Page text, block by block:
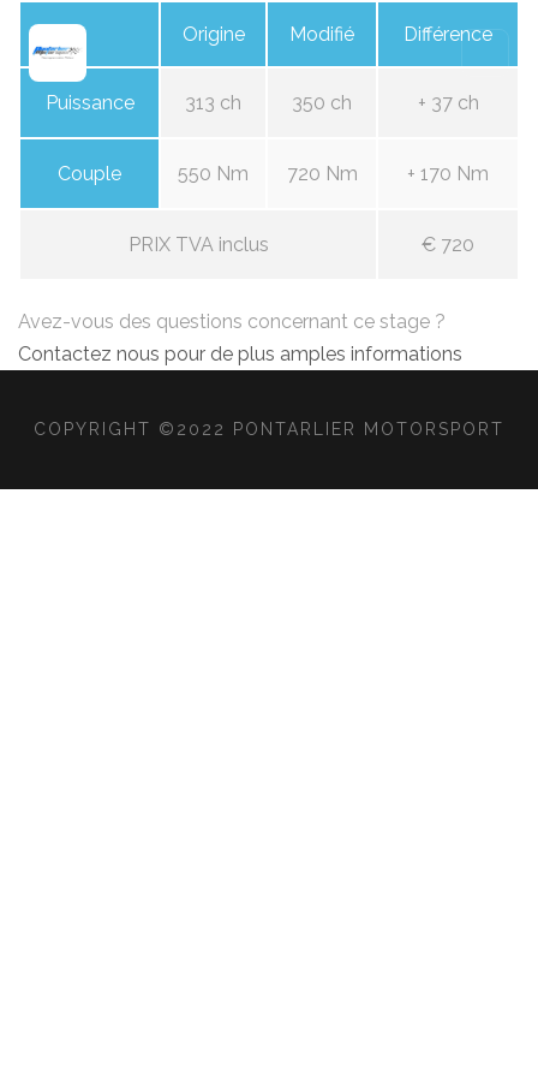
Origine Modifié Différence
Puissance 313 ch 350 ch + 37 ch
Couple 550 Nm 720 Nm + 170 Nm
PRIX TVA inclus € 720
Avez-vous des questions concernant ce stage ?
Contactez nous pour de plus amples informations
COPYRIGHT ©2022 PONTARLIER MOTORSPORT